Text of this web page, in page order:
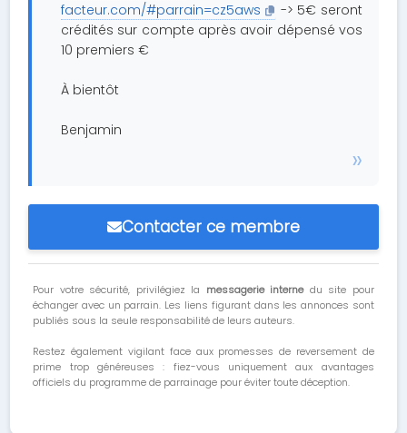
facteur.com/#parrain=cz5aws
-> 5€ seront
crédités sur compte après avoir dépensé vos
10 premiers €
À bientôt
Benjamin
Contacter ce membre
Pour votre sécurité, privilégiez la messagerie internedu site pour
échanger avec un parrain. Les liens figurant dans les annonces sont
publiés sous la seule responsabilité de leurs auteurs.
Restez également vigilant face aux promesses de reversement de
prime trop généreuses : fiez-vous uniquement aux avantages
officiels du programme de parrainage pour éviter toute déception.